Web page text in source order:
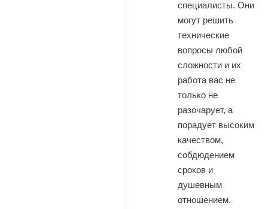
специалисты. Они
могут решить
технические
вопросы любой
сложности и их
работа вас не
только не
разочарует, а
порадует высоким
качеством,
собдюдением
сроков и
душевным
отношением.